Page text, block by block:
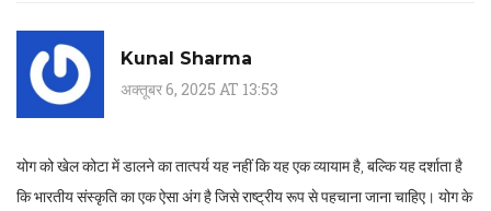
Kunal Sharma
अक्तूबर 6, 2025 AT 13:53
योग को खेल कोटा में डालने का तात्पर्य यह नहीं कि यह एक व्यायाम है, बल्कि यह दर्शाता है
कि भारतीय संस्कृति का एक ऐसा अंग है जिसे राष्ट्रीय रूप से पहचाना जाना चाहिए। योग के